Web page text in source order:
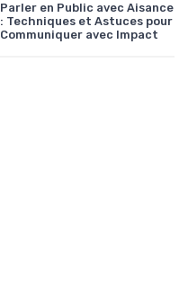
Parler en Public avec Aisance
: Techniques et Astuces pour
Communiquer avec Impact